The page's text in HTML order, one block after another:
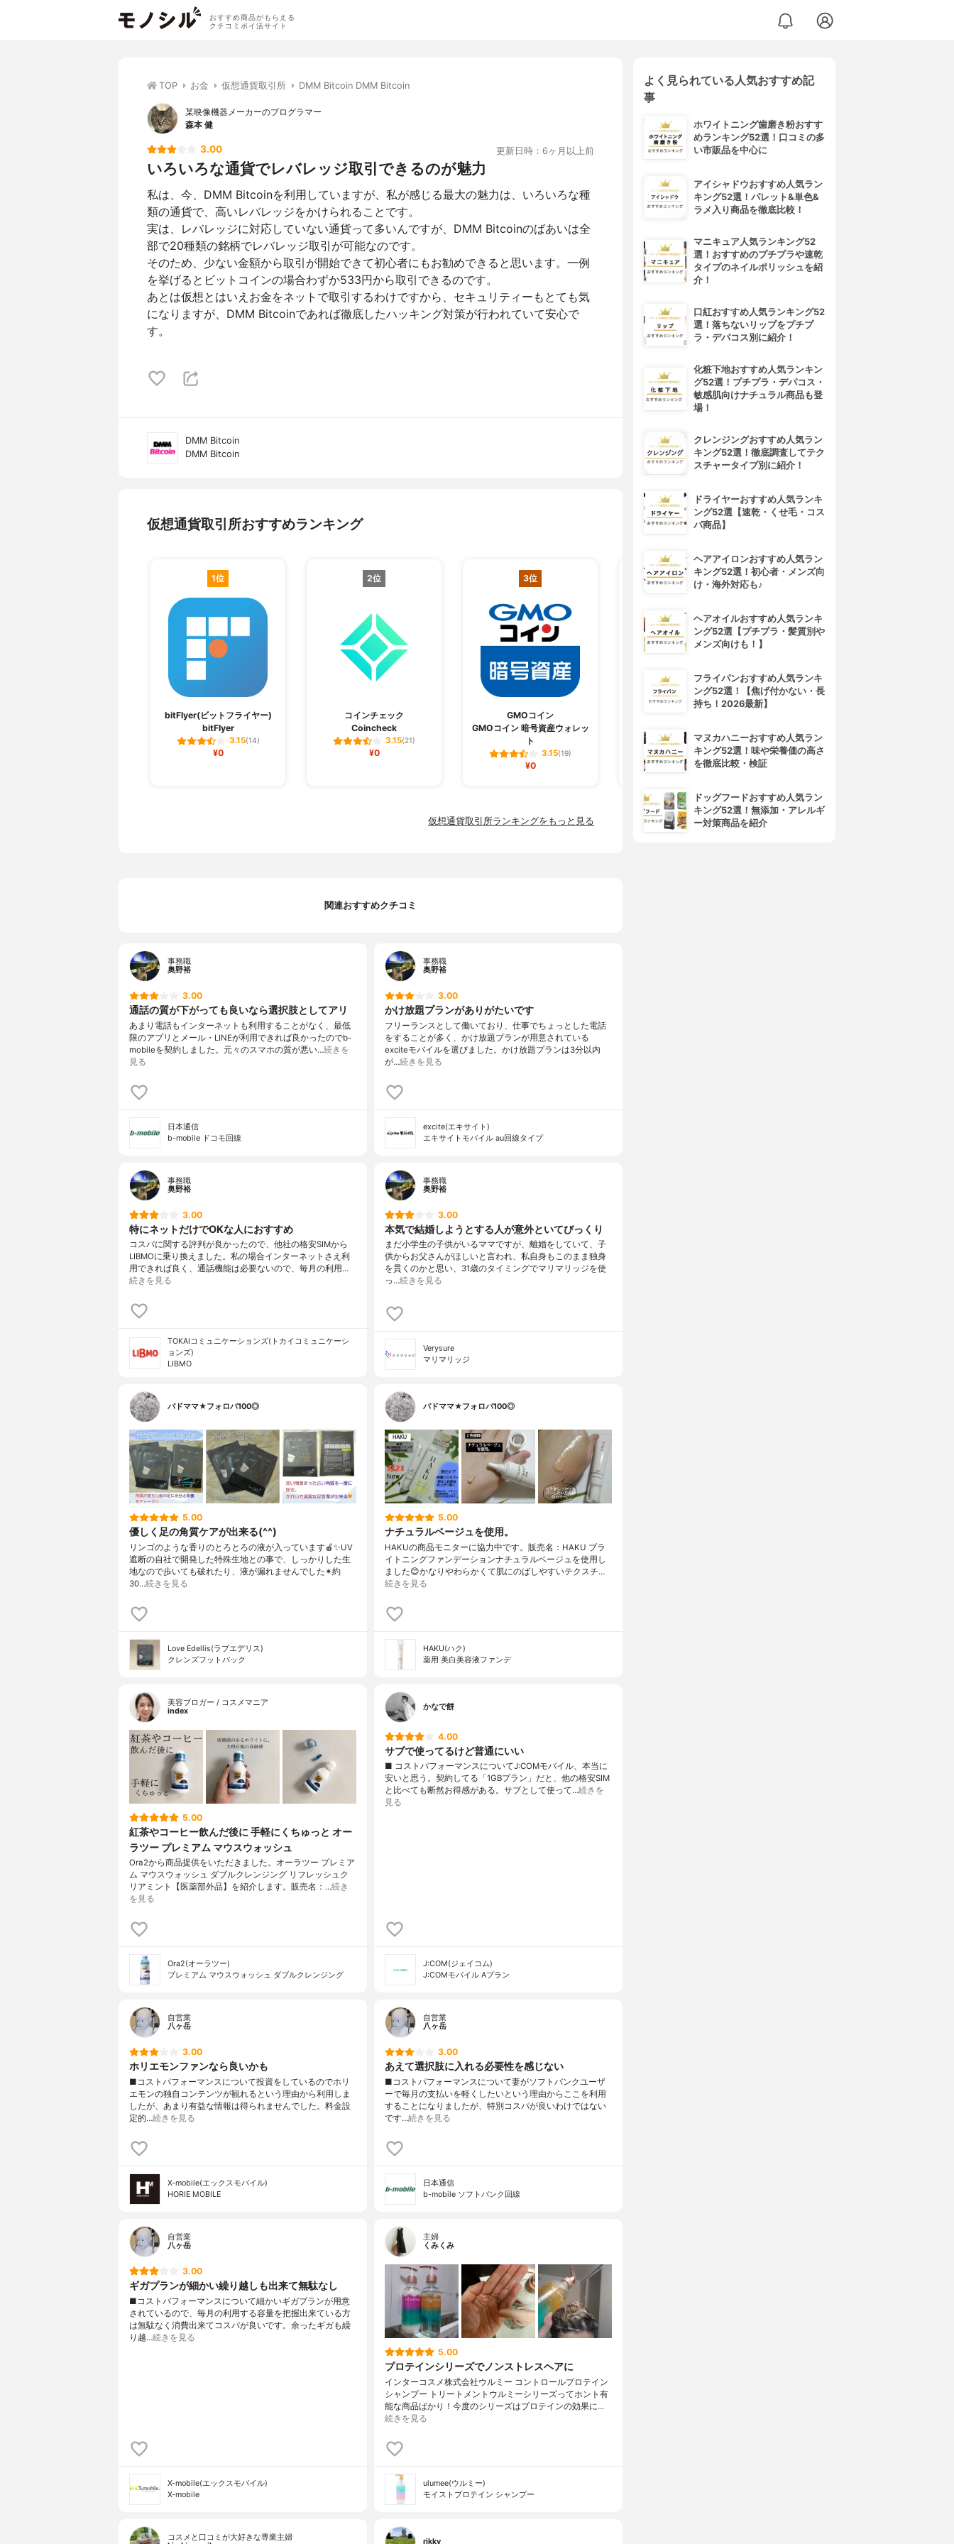
おすすめ商品がもらえる
クチコミポイ活サイト
TOP お金 仮想通貨取引所 DMM Bitcoin DMM Bitcoin
某映像機器メーカーのプログラマー
森本 健
3.00 更新日時：6ヶ月以上前
いろいろな通貨でレバレッジ取引できるのが魅力
私は、今、DMM Bitcoinを利用していますが、私が感じる最大の魅力は、いろいろな種
類の通貨で、高いレバレッジをかけられることです。
実は、レバレッジに対応していない通貨って多いんですが、DMM Bitcoinのばあいは全
部で20種類の銘柄でレバレッジ取引が可能なのです。
そのため、少ない金額から取引が開始できて初心者にもお勧めできると思います。一例
を挙げるとビットコインの場合わずか533円から取引できるのです。
あとは仮想とはいえお金をネットで取引するわけですから、セキュリティーもとても気
になりますが、DMM Bitcoinであれば徹底したハッキング対策が行われていて安心で
す。
DMM Bitcoin
DMM Bitcoin
仮想通貨取引所おすすめランキング
1位
bitFlyer(ビットフライヤー)
bitFlyer
3.15(14)
¥0
2位
コインチェック
Coincheck
3.15(21)
¥0
3位
GMOコイン
GMOコイン 暗号資産ウォレッ
ト
3.15(19)
¥0
4位
3.15(15)
¥0
仮想通貨取引所ランキングをもっと見る
関連おすすめクチコミ
事務職
奥野裕
3.00
通話の質が下がっても良いなら選択肢としてアリ
あまり電話もインターネットも利用することがなく、最低
限のアプリとメール・LINEが利用できれば良かったのでb-
mobileを契約しました。元々のスマホの質が悪い…続きを
見る
日本通信
b-mobile ドコモ回線
事務職
奥野裕
3.00
かけ放題プランがありがたいです
フリーランスとして働いており、仕事でちょっとした電話
をすることが多く、かけ放題プランが用意されている
exciteモバイルを選びました。かけ放題プランは3分以内
が…続きを見る
excite(エキサイト)
エキサイトモバイル au回線タイプ
事務職
奥野裕
3.00
特にネットだけでOKな人におすすめ
コスパに関する評判が良かったので、他社の格安SIMから
LIBMOに乗り換えました。私の場合インターネットさえ利
用できれば良く、通話機能は必要ないので、毎月の利用…
続きを見る
TOKAIコミュニケーションズ(トカイコミュニケーシ
ョンズ)
LIBMO
事務職
奥野裕
3.00
本気で結婚しようとする人が意外といてびっくり
まだ小学生の子供がいるママですが、離婚をしていて、子
供からお父さんがほしいと言われ、私自身もこのまま独身
を貫くのかと思い、31歳のタイミングでマリマリッジを使
っ…続きを見る
Verysure
マリマリッジ
バドママ★フォロバ100◎
5.00
優しく足の角質ケアが出来る(^^)
リンゴのような香りのとろとろの液が入っています🍎✨UV
遮断の自社で開発した特殊生地との事で、しっかりした生
地なので歩いても破れたり、液が漏れませんでした✴約
30…続きを見る
Love Edellis(ラブエデリス)
クレンズフットパック
バドママ★フォロバ100◎
5.00
ナチュラルベージュを使用。
HAKUの商品モニターに協力中です。販売名：HAKU ブラ
イトニングファンデーションナチュラルベージュを使用し
ました😊かなりやわらかくて肌にのばしやすいテクスチ…
続きを見る
HAKU(ハク)
薬用 美白美容液ファンデ
美容ブロガー / コスメマニア
index
5.00
紅茶やコーヒー飲んだ後に 手軽にくちゅっと オー
ラツー プレミアム マウスウォッシュ
Ora2から商品提供をいただきました。オーラツー プレミア
ム マウスウォッシュ ダブルクレンジング リフレッシュク
リアミント【医薬部外品】を紹介します。販売名：…続き
を見る
Ora2(オーラツー)
プレミアム マウスウォッシュ ダブルクレンジング
かなで餅
4.00
サブで使ってるけど普通にいい
■ コストパフォーマンスについてJ:COMモバイル、本当に
安いと思う。契約してる「1GBプラン」だと、他の格安SIM
と比べても断然お得感がある。サブとして使って…続きを
見る
J:COM(ジェイコム)
J:COMモバイル Aプラン
自営業
八ヶ岳
3.00
ホリエモンファンなら良いかも
■コストパフォーマンスについて投資をしているのでホリ
エモンの独自コンテンツが観れるという理由から利用しま
したが、あまり有益な情報は得られませんでした。料金設
定的…続きを見る
X-mobile(エックスモバイル)
HORIE MOBILE
自営業
八ヶ岳
3.00
あえて選択肢に入れる必要性を感じない
■コストパフォーマンスについて妻がソフトバンクユーザ
ーで毎月の支払いを軽くしたいという理由からここを利用
することになりましたが、特別コスパが良いわけではない
です…続きを見る
日本通信
b-mobile ソフトバンク回線
自営業
八ヶ岳
3.00
ギガプランが細かい繰り越しも出来て無駄なし
■コストパフォーマンスについて細かいギガプランが用意
されているので、毎月の利用する容量を把握出来ている方
は無駄なく消費出来てコスパが良いです。余ったギガも繰
り越…続きを見る
X-mobile(エックスモバイル)
X-mobile
主婦
くみくみ
5.00
プロテインシリーズでノンストレスヘアに
インターコスメ株式会社ウルミー コントロールプロテイン
シャンプー トリートメントウルミーシリーズってホント有
能な商品ばかり！今度のシリーズはプロテインの効果に…
続きを見る
ulumee(ウルミー)
モイストプロテイン シャンプー
コスメと口コミが大好きな専業主婦
rikky
よく見られている人気おすすめ記
事
ホワイトニング歯磨き粉おすす
めランキング52選！口コミの多
い市販品を中心に
アイシャドウおすすめ人気ラン
キング52選！パレット&単色&
ラメ入り商品を徹底比較！
マニキュア人気ランキング52
選！おすすめのプチプラや速乾
タイプのネイルポリッシュを紹
介！
口紅おすすめ人気ランキング52
選！落ちないリップをプチプ
ラ・デパコス別に紹介！
化粧下地おすすめ人気ランキン
グ52選！プチプラ・デパコス・
敏感肌向けナチュラル商品も登
場！
クレンジングおすすめ人気ラン
キング52選！徹底調査してテク
スチャータイプ別に紹介！
ドライヤーおすすめ人気ランキ
ング52選【速乾・くせ毛・コス
パ商品】
ヘアアイロンおすすめ人気ラン
キング52選！初心者・メンズ向
け・海外対応も♪
ヘアオイルおすすめ人気ランキ
ング52選【プチプラ・髪質別や
メンズ向けも！】
フライパンおすすめ人気ランキ
ング52選！【焦げ付かない・長
持ち！2026最新】
マヌカハニーおすすめ人気ラン
キング52選！味や栄養価の高さ
を徹底比較・検証
ドッグフードおすすめ人気ラン
キング52選！無添加・アレルギ
ー対策商品を紹介